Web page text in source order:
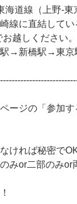
海道線（上野-東
線に直結して
越しください。
→新橋駅→東京
ージの「参加
ければ秘密でOK
みor二部のみor